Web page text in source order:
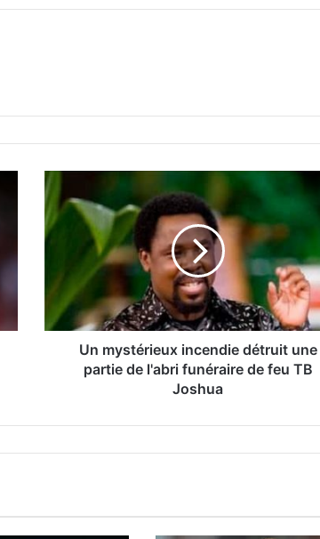
Un mystérieux incendie détruit une
partie de l'abri funéraire de feu TB
Joshua